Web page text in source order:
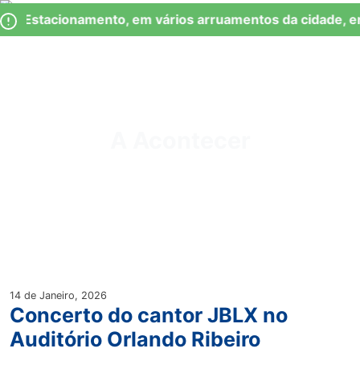
Observação:
este
Skip
to
Estacionamento, em vários arruamentos da cidade,
14 de Janeiro, 2026
Concerto do cantor JBLX no
Auditório Orlando Ribeiro